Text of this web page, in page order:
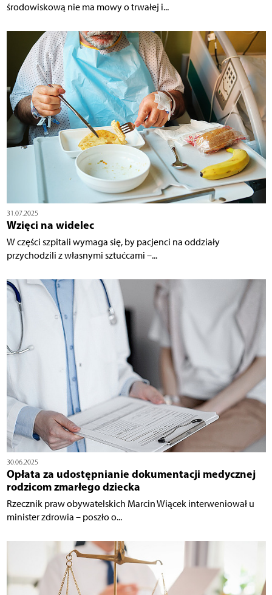
środowiskową nie ma mowy o trwałej i...
31.07.2025
Wzięci na widelec
W części szpitali wymaga się, by pacjenci na oddziały
przychodzili z własnymi sztućcami –...
30.06.2025
Opłata za udostępnianie dokumentacji medycznej
rodzicom zmarłego dziecka
Rzecznik praw obywatelskich Marcin Wiącek interweniował u
minister zdrowia – poszło o...